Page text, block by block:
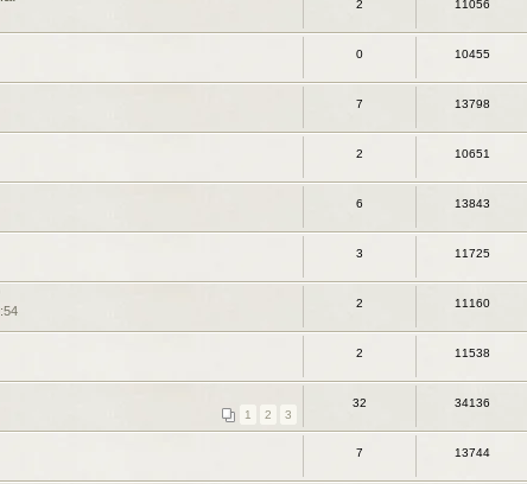
2 11056
0 10455
7 13798
2 10651
6 13843
3 11725
2 11160
2 11538
1 2 3
32 34136
7 13744